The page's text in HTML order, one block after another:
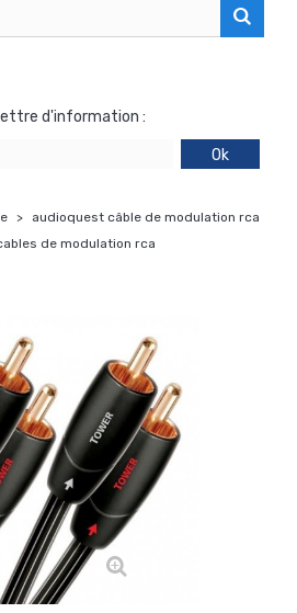
d'information :
Ok
>
audioquest câble de modulation rca
de modulation rca